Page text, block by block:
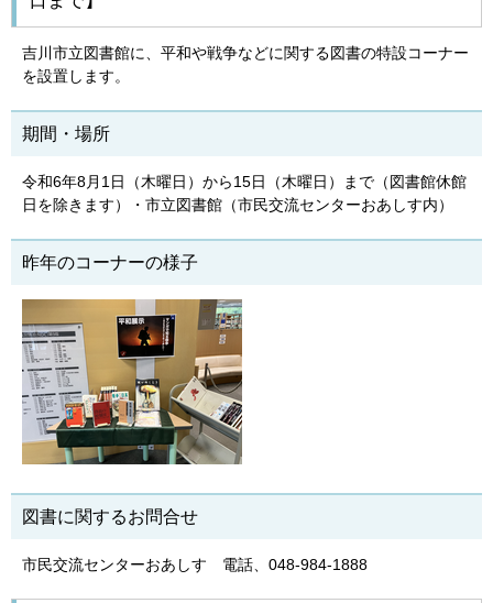
吉川市立図書館に、平和や戦争などに関する図書の特設コーナー
を設置します。
期間・場所
令和6年8月1日（木曜日）から15日（木曜日）まで（図書館休館
日を除きます）・市立図書館（市民交流センターおあしす内）
昨年のコーナーの様子
図書に関するお問合せ
市民交流センターおあしす 電話、048-984-1888